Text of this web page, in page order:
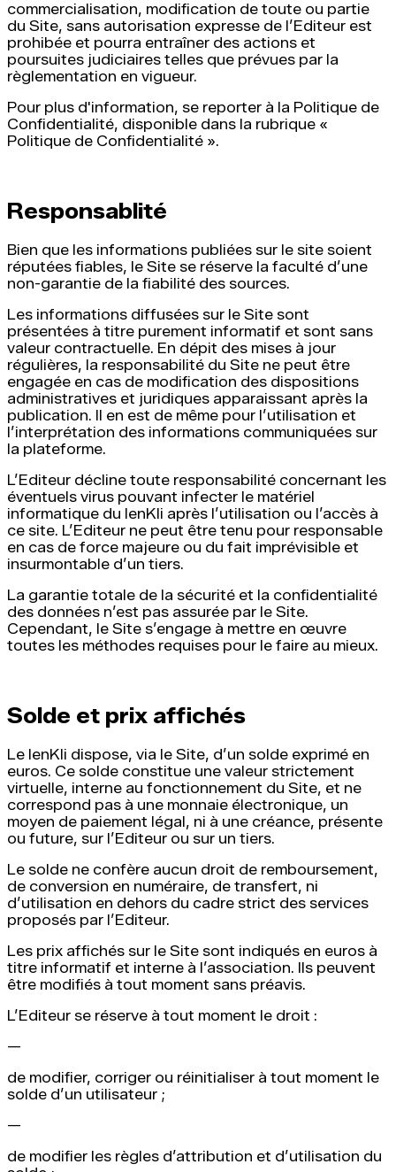
commercialisation, modification de toute ou partie
du Site, sans autorisation expresse de l’Editeur est
prohibée et pourra entraîner des actions et
poursuites judiciaires telles que prévues par la
règlementation en vigueur.
Pour plus d'information, se reporter à la Politique de
Confidentialité, disponible dans la rubrique «
Politique de Confidentialité ».
Responsablité
Bien que les informations publiées sur le site soient
réputées fiables, le Site se réserve la faculté d’une
non-garantie de la fiabilité des sources.
Les informations diffusées sur le Site sont
présentées à titre purement informatif et sont sans
valeur contractuelle. En dépit des mises à jour
régulières, la responsabilité du Site ne peut être
engagée en cas de modification des dispositions
administratives et juridiques apparaissant après la
publication. Il en est de même pour l’utilisation et
l’interprétation des informations communiquées sur
la plateforme.
L’Editeur décline toute responsabilité concernant les
éventuels virus pouvant infecter le matériel
informatique du IenKli après l’utilisation ou l’accès à
ce site. L’Editeur ne peut être tenu pour responsable
en cas de force majeure ou du fait imprévisible et
insurmontable d’un tiers.
La garantie totale de la sécurité et la confidentialité
des données n’est pas assurée par le Site.
Cependant, le Site s’engage à mettre en œuvre
toutes les méthodes requises pour le faire au mieux.
Solde et prix affichés
Le IenKli dispose, via le Site, d’un solde exprimé en
euros. Ce solde constitue une valeur strictement
virtuelle, interne au fonctionnement du Site, et ne
correspond pas à une monnaie électronique, un
moyen de paiement légal, ni à une créance, présente
ou future, sur l’Editeur ou sur un tiers.
Le solde ne confère aucun droit de remboursement,
de conversion en numéraire, de transfert, ni
d’utilisation en dehors du cadre strict des services
proposés par l’Editeur.
Les prix affichés sur le Site sont indiqués en euros à
titre informatif et interne à l’association. Ils peuvent
être modifiés à tout moment sans préavis.
L’Editeur se réserve à tout moment le droit :
—
de modifier, corriger ou réinitialiser à tout moment le
solde d’un utilisateur ;
—
de modifier les règles d’attribution et d’utilisation du